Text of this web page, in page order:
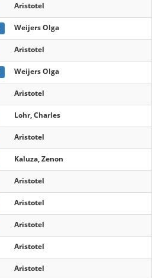
Aristotel
Weijers Olga
Aristotel
Weijers Olga
Aristotel
Lohr, Charles
Aristotel
Kaluza, Zenon
Aristotel
Aristotel
Aristotel
Aristotel
Aristotel